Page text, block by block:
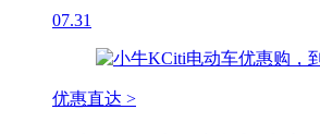
07.31
优惠直达 >